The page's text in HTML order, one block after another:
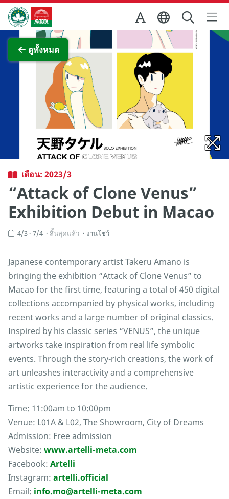
Skip to Main Content
สำนักงานการท่องเที่ยวของรัฐบาลมาเก๊า
ดูทั้งหมด
เดือน: 2023/3
“Attack of Clone Venus”
Exhibition Debut in Macao
4/3 - 7/4 สิ้นสุดแล้ว งานโชว์
Japanese contemporary artist Takeru Amano is
bringing the exhibition “Attack of Clone Venus” to
Macao for the first time, featuring a total of 450 digital
collections accompanied by physical works, including
recent works and a large number of original classics.
Inspired by his classic series “VENUS”, the unique
artworks take inspiration from real life symbolic
events. Through the story-rich creations, the work of
art unleashes interactivity and a comprehensive
artistic experience for the audience.
Time: 11:00am to 10:00pm
Venue: L01A & L02, The Showroom, City of Dreams
Admission: Free admission
Website: www.artelli-meta.com
Facebook: Artelli
Instagram: artelli.official
Email: info.mo@artelli-meta.com